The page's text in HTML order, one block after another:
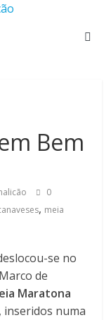
Bem
0
, meia
se no
de
Maratona
inseridos numa